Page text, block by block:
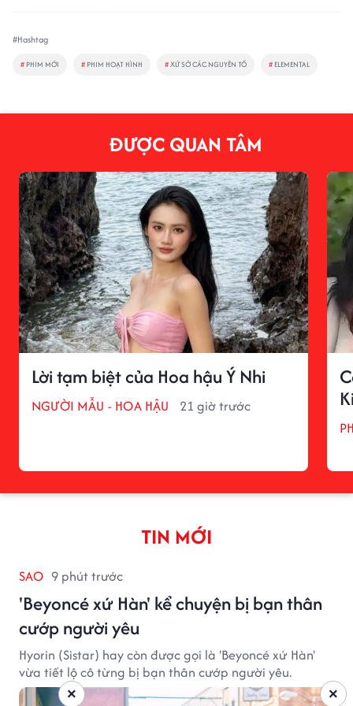
#Hashtag
# PHIM MỚI # PHIM HOẠT HÌNH #XỨ SỞ CÁC NGUYÊN TỐ # ELEMENTAL
ĐƯỢC QUAN TÂM
Lời tạm biệt của Hoa hậu Ý Nhi
NGƯỜI MẪU - HOA HẬU 21 giờ trước
TIN MỚI
SAO 9 phút trước
'Beyoncé xứ Hàn' kể chuyện bị bạn thân
cướp người yêu
Hyorin (Sistar) hay còn được gọi là 'Beyoncé xứ Hàn'
vừa tiết lộ cô từng bị bạn thân cướp người yêu.
×
×